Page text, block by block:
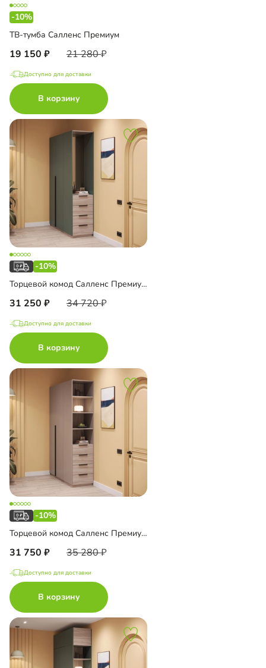
-10%
ТВ-тумба Салленс Премиум
19 150 21 280
Доступно для доставки
В корзину
-10%
Торцевой комод Салленс Премиум с зеркалом
31 250 34 720
Доступно для доставки
В корзину
-10%
Торцевой комод Салленс Премиум с полками
31 750 35 280
Доступно для доставки
В корзину